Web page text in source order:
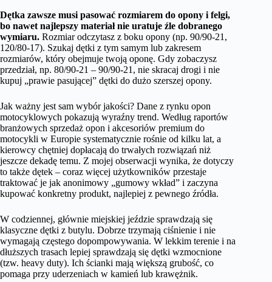
Dętka zawsze musi pasować rozmiarem do opony i felgi,
bo nawet najlepszy materiał nie uratuje źle dobranego
wymiaru. Rozmiar odczytasz z boku opony (np. 90/90‑21,
120/80‑17). Szukaj dętki z tym samym lub zakresem
rozmiarów, który obejmuje twoją oponę. Gdy zobaczysz
przedział, np. 80/90‑21 – 90/90‑21, nie skracaj drogi i nie
kupuj „prawie pasującej” dętki do dużo szerszej opony.
Jak ważny jest sam wybór jakości? Dane z rynku opon
motocyklowych pokazują wyraźny trend. Według raportów
branżowych sprzedaż opon i akcesoriów premium do
motocykli w Europie systematycznie rośnie od kilku lat, a
kierowcy chętniej dopłacają do trwałych rozwiązań niż
jeszcze dekadę temu. Z mojej obserwacji wynika, że dotyczy
to także dętek – coraz więcej użytkowników przestaje
traktować je jak anonimowy „gumowy wkład” i zaczyna
kupować konkretny produkt, najlepiej z pewnego źródła.
W codziennej, głównie miejskiej jeździe sprawdzają się
klasyczne dętki z butylu. Dobrze trzymają ciśnienie i nie
wymagają częstego dopompowywania. W lekkim terenie i na
dłuższych trasach lepiej sprawdzają się dętki wzmocnione
(tzw. heavy duty). Ich ścianki mają większą grubość, co
pomaga przy uderzeniach w kamień lub krawężnik.